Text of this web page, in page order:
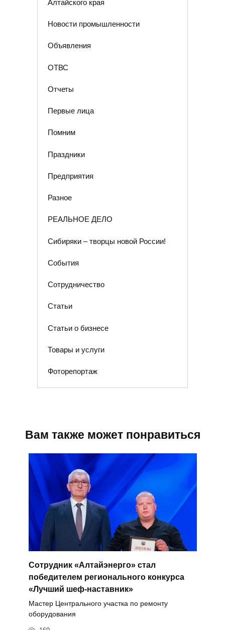
Алтайского края
Новости промышленности
Объявления
ОТВС
Отчеты
Первые лица
Помним
Праздники
Предприятия
Разное
РЕАЛЬНОЕ ДЕЛО
Сибиряки – творцы новой России!
События
Сотрудничество
Статьи
Статьи о бизнесе
Товары и услуги
Фоторепортаж
Вам также может понравиться
Сотрудник «Алтайэнерго» стал
победителем регионального конкурса
«Лучший шеф-наставник»
Мастер Центрального участка по ремонту
оборудования